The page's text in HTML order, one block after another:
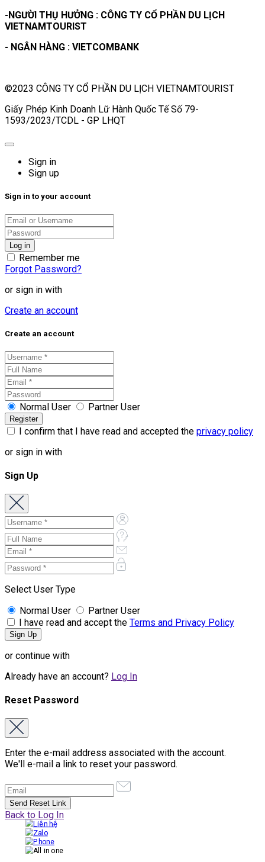
-NGƯỜI THỤ HƯỞNG : CÔNG TY CỔ PHẦN DU LỊCH
VIETNAMTOURIST
- NGÂN HÀNG : VIETCOMBANK
©2023 CÔNG TY CỔ PHẦN DU LỊCH VIETNAMTOURIST
Giấy Phép Kinh Doanh Lữ Hành Quốc Tế Số 79-
1593/2023/TCDL - GP LHQT
Sign in
Sign up
Sign in to your account
Remember me
Forgot Password?
or sign in with
Create an account
Create an account
Normal User Partner User
I confirm that I have read and accepted the privacy policy
or sign in with
Sign Up
Select User Type
Normal User
Partner User
I have read and accept the Terms and Privacy Policy
or continue with
Already have an account? Log In
Reset Password
Enter the e-mail address associated with the account.
We'll e-mail a link to reset your password.
Back to Log In